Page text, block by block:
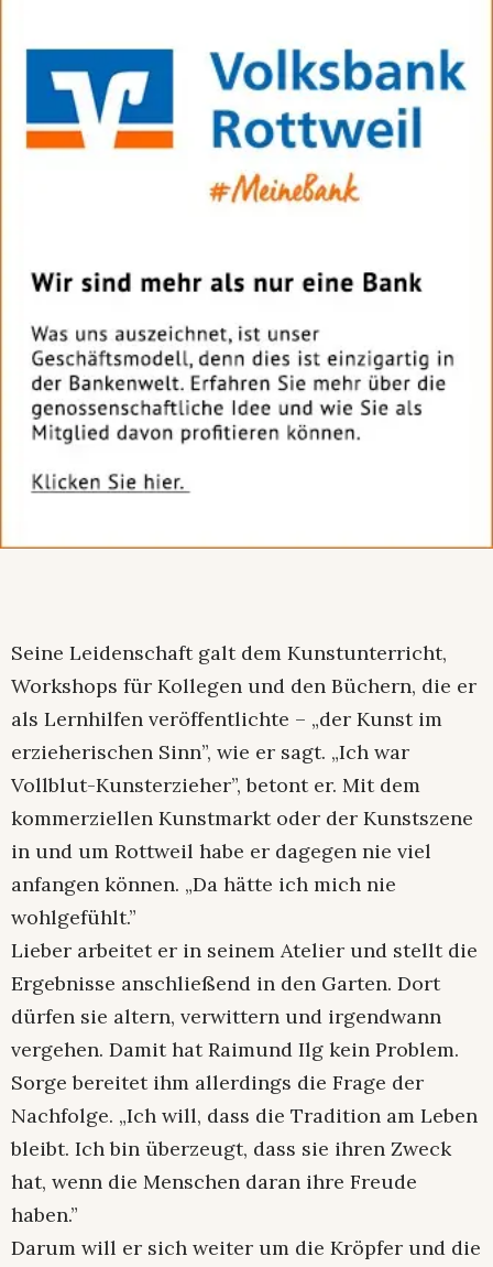
Seine Leidenschaft galt dem Kunstunterricht,
Workshops für Kollegen und den Büchern, die er
als Lernhilfen veröffentlichte – „der Kunst im
erzieherischen Sinn”, wie er sagt. „Ich war
Vollblut-Kunsterzieher”, betont er. Mit dem
kommerziellen Kunstmarkt oder der Kunstszene
in und um Rottweil habe er dagegen nie viel
anfangen können. „Da hätte ich mich nie
wohlgefühlt.”
Lieber arbeitet er in seinem Atelier und stellt die
Ergebnisse anschließend in den Garten. Dort
dürfen sie altern, verwittern und irgendwann
vergehen. Damit hat Raimund Ilg kein Problem.
Sorge bereitet ihm allerdings die Frage der
Nachfolge. „Ich will, dass die Tradition am Leben
bleibt. Ich bin überzeugt, dass sie ihren Zweck
hat, wenn die Menschen daran ihre Freude
haben.”
Darum will er sich weiter um die Kröpfer und die